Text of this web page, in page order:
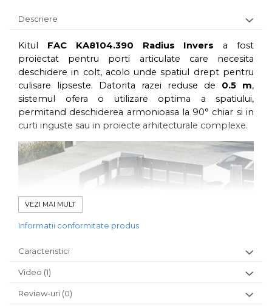
Descriere
Kitul FAC KA8104.390 Radius Invers a fost
proiectat pentru porti articulate care necesita
deschidere in colt, acolo unde spatiul drept pentru
culisare lipseste. Datorita razei reduse de 0.5 m,
sistemul ofera o utilizare optima a spatiului,
permitand deschiderea armonioasa la 90° chiar si in
curti inguste sau in proiecte arhitecturale complexe.
Economie de spatiu
– 80% din spatiul total
disponibil este utilizat pentru deschiderea
VEZI MAI MULT
Informatii conformitate produs
Caracteristici
Video (1)
Review-uri (0)